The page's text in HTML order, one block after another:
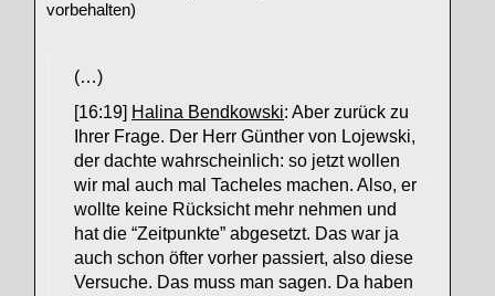
vorbehalten)
(…)
[16:19] Halina Bendkowski: Aber zurück zu
Ihrer Frage. Der Herr Günther von Lojewski,
der dachte wahrscheinlich: so jetzt wollen
wir mal auch mal Tacheles machen. Also, er
wollte keine Rücksicht mehr nehmen und
hat die “Zeitpunkte” abgesetzt. Das war ja
auch schon öfter vorher passiert, also diese
Versuche. Das muss man sagen. Da haben